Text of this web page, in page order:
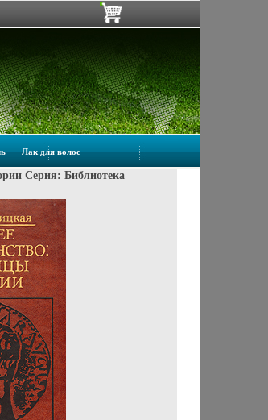
Лак для волос
Серия: Библиотека